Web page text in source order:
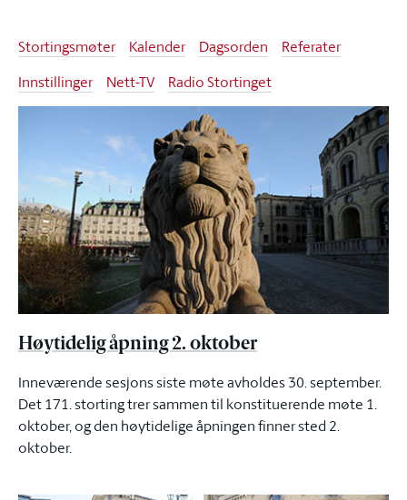
Stortingsmøter Kalender Dagsorden
Referater
Innstillinger
Nett-TV Radio Stortinget
Høytidelig åpning 2. oktober
Inneværende sesjons siste møte avholdes 30. september.
Det 171. storting trer sammen til konstituerende møte 1.
oktober, og den høytidelige åpningen finner sted 2.
oktober.